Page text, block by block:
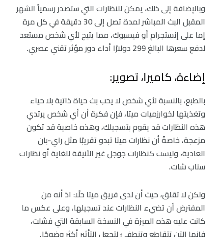
وبالإضافة إلى ذلك، يمكن للنظارات التي ستصدر رسمياً الشهر
المقبل البث المباشر لمدة تصل إلى 30 دقيقة في كل مرة
إما على إنستجرام أو فيسبوك، مما يتيح لأي شخص مستعد
لدفع سعرها البالغ 299 دولارًا أداء دور مؤثر تقني عصري.
إضاءة، كاميرا، تصوير:
بالطبع، بالنسبة لأي شخص لا يحب بث حياة ذاتية بلا حياء
وتغذيتها لخوارزميات ميتا، فإن فكرة أن أي شخص يرتدي
هذه النظارات قد يقوم بتسجيلك، وهذه خاصية قد تكون
مزعجة، خاصةً أن نظارات ميتا تبدو تقريبًا مثل راي-بان
العادية، وليست كنظارات جوجل غير الأنيقة للغاية أو نظارات
سناب شات.
ولكن لا تقلق، حيث أن لدى فريق ميتا حلًا: اذ أنه من
المفترض أن تضيء النظارات عند تسجيلها، وعلى عكس ما
كانت عليه هذه الميزة في النسخة السابقة التي فشلت،
فإنها الآن تتقاطع وتنطفئ لتجعل التأثير أكثر وضوحًا.